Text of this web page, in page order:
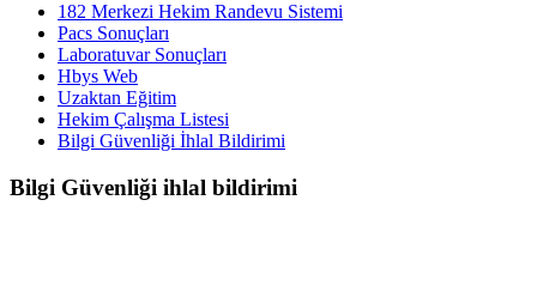
182 Merkezi Hekim Randevu Sistemi
Pacs Sonuçları
Laboratuvar Sonuçları
Hbys Web
Uzaktan Eğitim
Hekim Çalışma Listesi
Bilgi Güvenliği İhlal Bildirimi
Bilgi Güvenliği ihlal bildirimi